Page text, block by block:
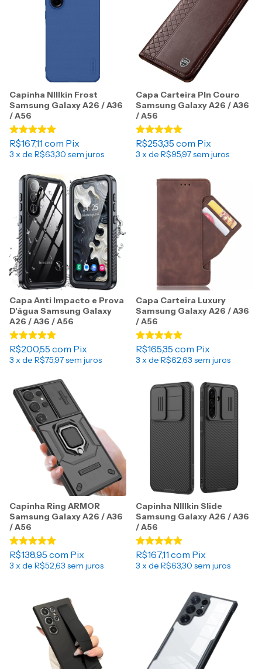
Capinha NIllkin Frost
Samsung Galaxy A26 / A36
/ A56
R$167,11 com Pix
3 x de R$63,30 sem juros
Capa Carteira Pln Couro
Samsung Galaxy A26 / A36
/ A56
R$253,35 com Pix
3 x de R$95,97sem juros
Capa Anti Impacto e Prova
D'água Samsung Galaxy
A26 / A36 / A56
R$200,55 com Pix
3 x de R$75,97sem juros
Capa Carteira Luxury
Samsung Galaxy A26 / A36
/ A56
R$165,35 com Pix
3 x de R$62,63 sem juros
Capinha Ring ARMOR
Samsung Galaxy A26 / A36
/ A56
R$138,95 com Pix
3 x de R$52,63 sem juros
Capinha NIllkin Slide
Samsung Galaxy A26 / A36
/ A56
R$167,11 com Pix
3 x de R$63,30 sem juros